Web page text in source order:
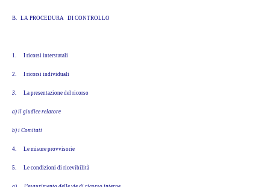
B. LA PROCEDURA DI CONTROLLO
1. I ricorsi interstatali
2. I ricorsi individuali
3. La presentazione del ricorso
a) il giudice relatore
b) i Comitati
4. Le misure provvisorie
5. Le condizioni di ricevibilità